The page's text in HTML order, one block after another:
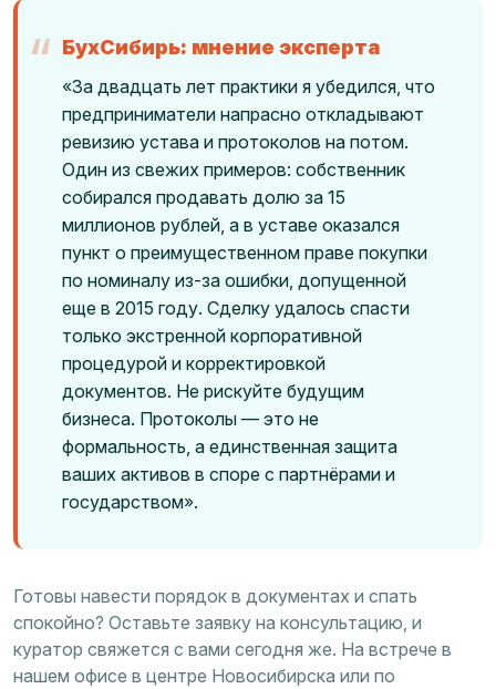
БухСибирь: мнение эксперта
«За двадцать лет практики я убедился, что
предприниматели напрасно откладывают
ревизию устава и протоколов на потом.
Один из свежих примеров: собственник
собирался продавать долю за 15
миллионов рублей, а в уставе оказался
пункт о преимущественном праве покупки
по номиналу из-за ошибки, допущенной
еще в 2015 году. Сделку удалось спасти
только экстренной корпоративной
процедурой и корректировкой
документов. Не рискуйте будущим
бизнеса. Протоколы — это не
формальность, а единственная защита
ваших активов в споре с партнёрами и
государством».
Готовы навести порядок в документах и спать
спокойно? Оставьте заявку на консультацию, и
куратор свяжется с вами сегодня же. На встрече в
нашем офисе в центре Новосибирска или по